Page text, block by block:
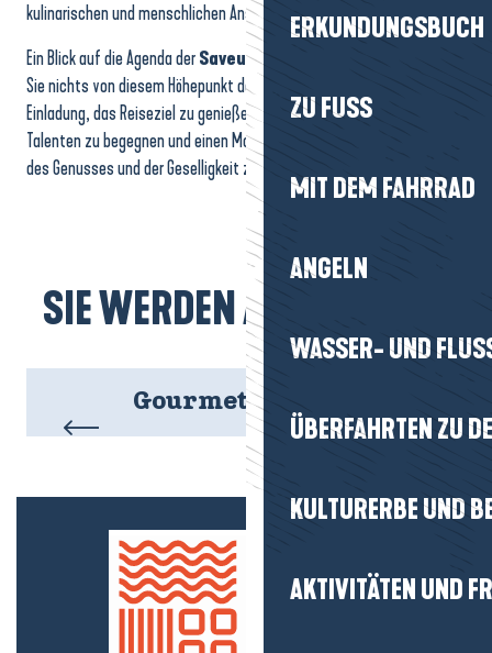
ERKUNDUNGSBUCH
ZU FUSS
MIT DEM FAHRRAD
ANGELN
WASSER- UND
ÜBERFAHRTEN ZU
KULTURERBE UND
AKTIVITÄTEN UND
kulinarischen und menschlichen Ansatz (neu) zu entdecken.
Ein Blick auf die Agenda derSaveurs d’Octobre
Sie nichts von diesem Höhepunkt des Herbstes verpassen. Eine
Einladung, das Reiseziel zu genießen, seinenkulinarischen
Talenten zu begegnen und einen Monat im Zeichen des Geschmacks,
des Genusses und der Geselligkeit zu genießen.
SIE WERDEN AUCH MÖGEN
Gourmet-Agenda